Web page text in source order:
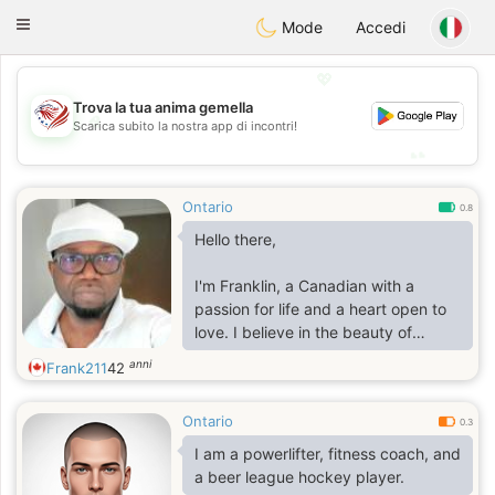
StatesDating
Toggle
Mode Accedi
💖
💕
Trova la tua anima gemella
Scarica subito la nostra app di incontri!
Ontario 0.8
Hello there,
I'm Franklin, a Canadian with a
passion for life and a heart open to
love. I believe in the beauty of
connections and the magic of
finding that special someone to
Professionally, I'm dedicated and
ambitious, always striving for
Frank21142 anni
Ontario 0.3
I am a powerlifter, fitness coach, and
a beer league hockey player.